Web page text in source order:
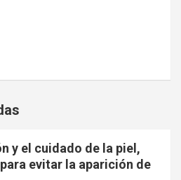
y el cuidado de la piel,
evitar la aparición de